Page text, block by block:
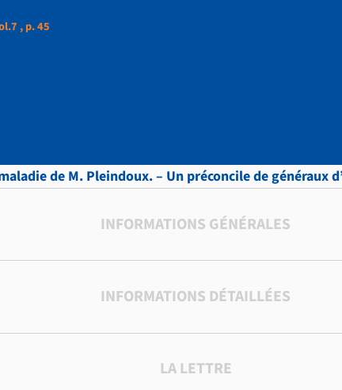
, p. 45
de M. Pleindoux. – Un préconcile de
INFORMATIONS GÉNÉRALES
INFORMATIONS DÉTAILLÉES
LA LETTRE